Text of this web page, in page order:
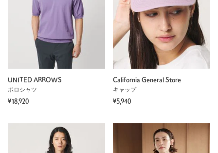
UNITED ARROWS
ポロシャツ
¥18,920
California General Store
キャップ
¥5,940